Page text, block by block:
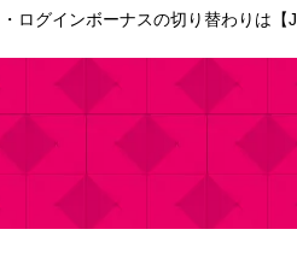
・ログインボーナスの切り替わりは【